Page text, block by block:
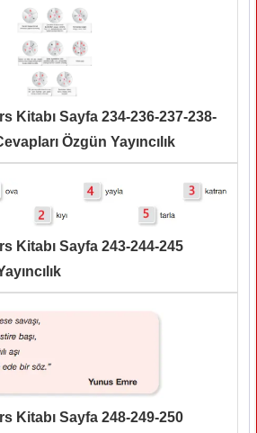
Kitabı Sayfa 234-236-237-238-
Özgün Yayıncılık
Kitabı Sayfa 243-244-245
Kitabı Sayfa 248-249-250